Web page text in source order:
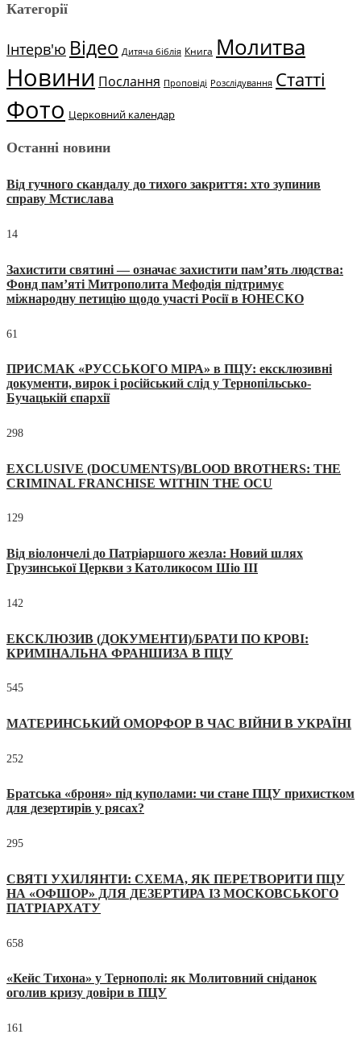
Категорії
Інтерв'ю Відео Дитяча біблія Книга Молитва
Новини Послання Проповіді Розслідування Статті
Фото Церковний календар
Останні новини
Від гучного скандалу до тихого закриття: хто зупинив
справу Мстислава
14
Захистити святині — означає захистити пам’ять людства:
Фонд пам’яті Митрополита Мефодія підтримує
міжнародну петицію щодо участі Росії в ЮНЕСКО
61
ПРИСМАК «РУССЬКОГО МІРА» в ПЦУ: ексклюзивні
документи, вирок і російський слід у Тернопільсько-
Бучацькій єпархії
298
EXCLUSIVE (DOCUMENTS)/BLOOD BROTHERS: THE
CRIMINAL FRANCHISE WITHIN THE OCU
129
Від віолончелі до Патріаршого жезла: Новий шлях
Грузинської Церкви з Католикосом Шіо III
142
ЕКСКЛЮЗИВ (ДОКУМЕНТИ)/БРАТИ ПО КРОВІ:
КРИМІНАЛЬНА ФРАНШИЗА В ПЦУ
545
МАТЕРИНСЬКИЙ ОМОРФОР В ЧАС ВІЙНИ В УКРАЇНІ
252
Братська «броня» під куполами: чи стане ПЦУ прихистком
для дезертирів у рясах?
295
СВЯТІ УХИЛЯНТИ: СХЕМА, ЯК ПЕРЕТВОРИТИ ПЦУ
НА «ОФШОР» ДЛЯ ДЕЗЕРТИРА ІЗ МОСКОВСЬКОГО
ПАТРІАРХАТУ
658
«Кейс Тихона» у Тернополі: як Молитовний сніданок
оголив кризу довіри в ПЦУ
161